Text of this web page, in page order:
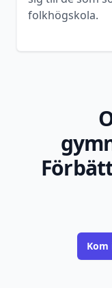
folkhögskola.
Kom